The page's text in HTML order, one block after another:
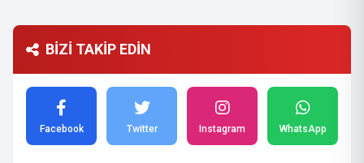
BİZİ TAKİP EDİN
Facebook Twitter Instagram WhatsApp